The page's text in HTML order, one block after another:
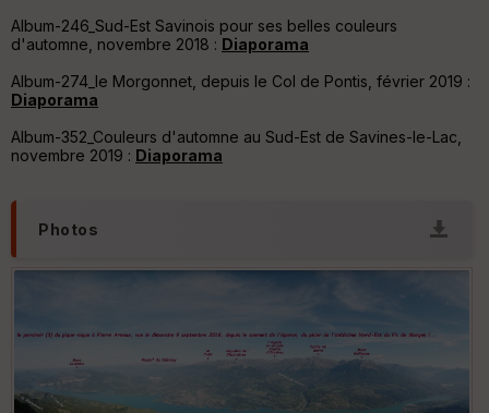
Album-246_Sud-Est Savinois pour ses belles couleurs
d'automne, novembre 2018 : Diaporama
Album-274_le Morgonnet, depuis le Col de Pontis, février 2019 :
Diaporama
Album-352_Couleurs d'automne au Sud-Est de Savines-le-Lac,
novembre 2019 : Diaporama
Photos